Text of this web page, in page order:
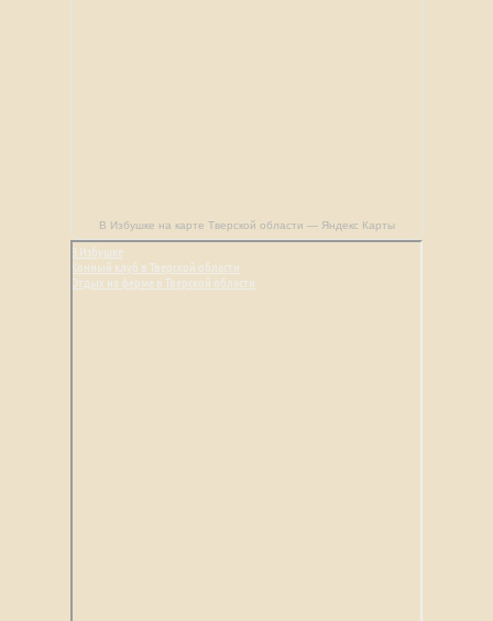
В Избушке на карте Тверской области — Яндекс Карты
В Избушке
Конный клуб в Тверской области
Отдых на ферме в Тверской области